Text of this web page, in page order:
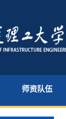
师资队伍